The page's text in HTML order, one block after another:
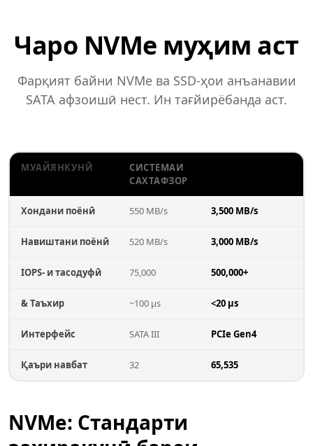
Чаро NVMe муҳим аст
Фарқият байни NVMe ва SSD-ҳои анъанавии
SATA афзоишӣ нест. Ин тағйирёбанда аст.
МУАЙЯНКУНӢ
СИСТЕМАИ
САХТАФЗОР
Хондани поёнӣ 550 MB/s 3,500 MB/s
Навиштани поёнӣ 520 MB/s 3,000 MB/s
IOPS- и тасодуфӣ 75,000 500,000+
& Таъхир ~100 µs <20 µs
Интерфейс SATA III PCIe Gen4
Қаъри навбат 32 65,535
NVMe: Стандарти